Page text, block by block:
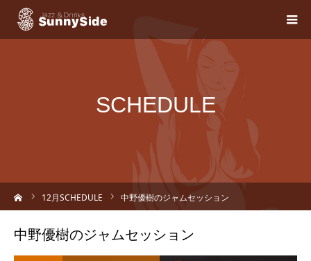
SCHEDULE
12月SCHEDULE 中野優樹のジャムセッション
中野優樹のジャムセッション